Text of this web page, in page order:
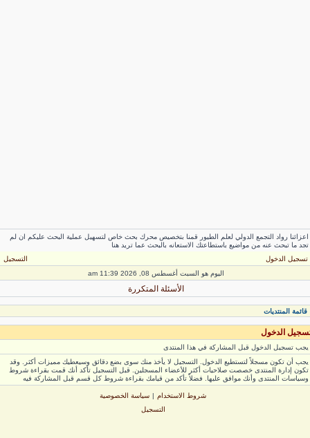
رواد التجمع الدولي لعلم الطيور قمنا بتخصيص محرك بحث خاص لتسهيل عملية البحث عليكم ان لم
ما تبحث عنه من مواضيع باستطاعتك الاستعانه بالبحث عما تريد هنا
الدخول
التسجيل
اليوم هو السبت أغسطس 08, 2026 11:39 am
الأسئلة المتكررة
المنتديات
الدخول
تسجيل الدخول قبل المشاركة في هذا المنتدى
أن تكون مسجلاً لتستطيع الدخول. التسجيل لا يأخذ منك سوى بضع دقائق وسيعطيك مميزات أكثر. وقد
إدارة المنتدى خصصت صلاحيات أكثر للأعضاء المسجلين. قبل التسجيل تأكد أنك قمت بقراءة شروط
المنتدى وأنك موافق عليها. فضلاً تأكد من قيامك بقراءة شروط كل قسم قبل المشاركة فيه
شروط الاستخدام | سياسة الخصوصية
التسجيل